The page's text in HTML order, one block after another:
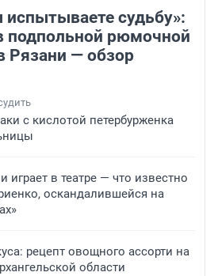
судьбу»:
подпольной рюмочной
Рязани — обзор
с кислотой петербурженка
играет в театре — что известно
оскандалившейся на
рецепт овощного ассорти на
области